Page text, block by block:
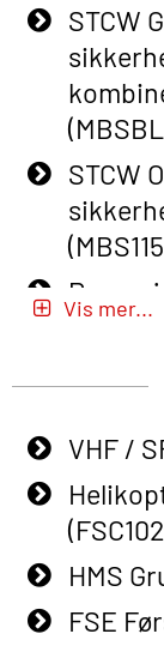
Basic
Course
Basic
Course
med
the
Rep.
HABD
STCW
STCW
STCW
STCW
Vis mer...
VHF /
HMS
FSE